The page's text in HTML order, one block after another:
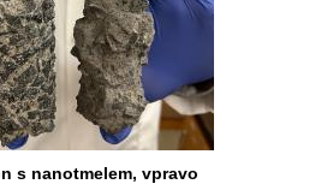
s nanotmelem, vpravo